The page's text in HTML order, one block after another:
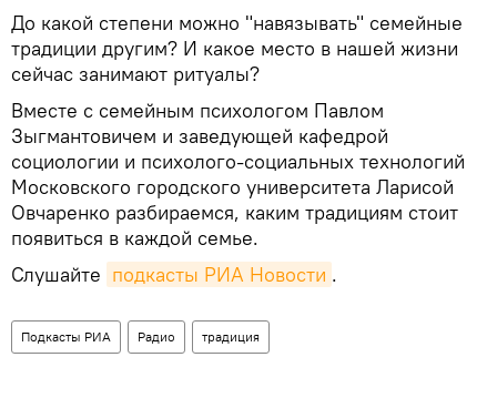
До какой степени можно "навязывать" семейные
традиции другим? И какое место в нашей жизни
сейчас занимают ритуалы?
Вместе с семейным психологом Павлом
Зыгмантовичем и заведующей кафедрой
социологии и психолого-социальных технологий
Московского городского университета Ларисой
Овчаренко разбираемся, каким традициям стоит
появиться в каждой семье.
Слушайте подкасты РИА Новости .
Подкасты РИА Радио традиция